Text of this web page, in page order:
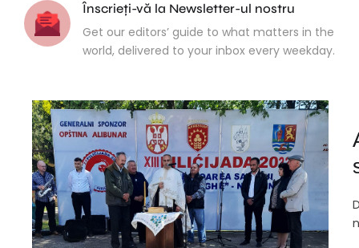
Înscrieți-vă la Newsletter-ul nostru
Get our editors’ guide to what matters in the
world, delivered to your inbox every weekday.